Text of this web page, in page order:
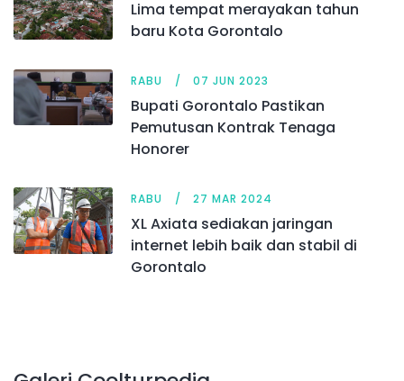
Lima tempat merayakan tahun
baru Kota Gorontalo
RABU 07 JUN 2023
Bupati Gorontalo Pastikan
Pemutusan Kontrak Tenaga
Honorer
RABU 27 MAR 2024
XL Axiata sediakan jaringan
internet lebih baik dan stabil di
Gorontalo